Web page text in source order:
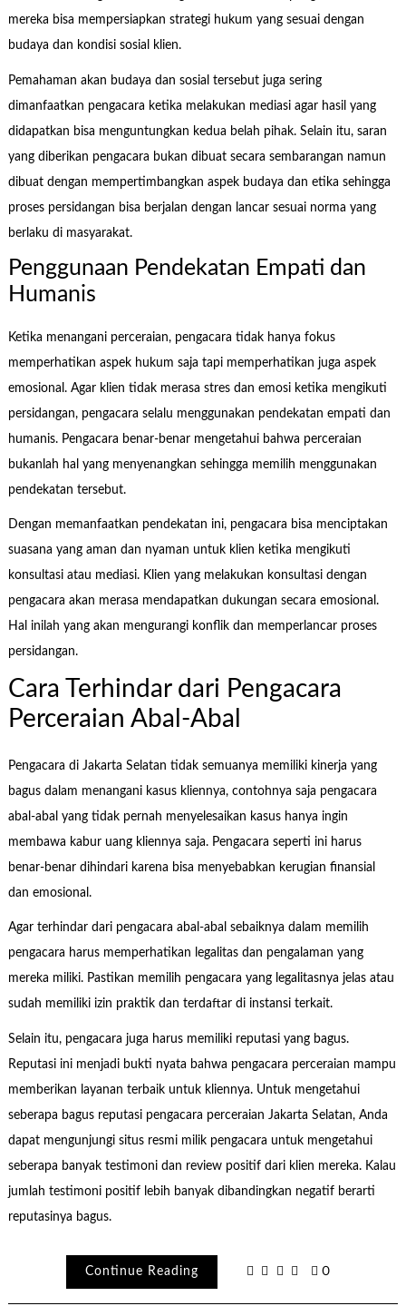
mereka bisa mempersiapkan strategi hukum yang sesuai dengan
budaya dan kondisi sosial klien.
Pemahaman akan budaya dan sosial tersebut juga sering
dimanfaatkan pengacara ketika melakukan mediasi agar hasil yang
didapatkan bisa menguntungkan kedua belah pihak. Selain itu, saran
yang diberikan pengacara bukan dibuat secara sembarangan namun
dibuat dengan mempertimbangkan aspek budaya dan etika sehingga
proses persidangan bisa berjalan dengan lancar sesuai norma yang
berlaku di masyarakat.
Penggunaan Pendekatan Empati dan
Humanis
Ketika menangani perceraian, pengacara tidak hanya fokus
memperhatikan aspek hukum saja tapi memperhatikan juga aspek
emosional. Agar klien tidak merasa stres dan emosi ketika mengikuti
persidangan, pengacara selalu menggunakan pendekatan empati dan
humanis. Pengacara benar-benar mengetahui bahwa perceraian
bukanlah hal yang menyenangkan sehingga memilih menggunakan
pendekatan tersebut.
Dengan memanfaatkan pendekatan ini, pengacara bisa menciptakan
suasana yang aman dan nyaman untuk klien ketika mengikuti
konsultasi atau mediasi. Klien yang melakukan konsultasi dengan
pengacara akan merasa mendapatkan dukungan secara emosional.
Hal inilah yang akan mengurangi konflik dan memperlancar proses
persidangan.
Cara Terhindar dari Pengacara
Perceraian Abal-Abal
Pengacara di Jakarta Selatan tidak semuanya memiliki kinerja yang
bagus dalam menangani kasus kliennya, contohnya saja pengacara
abal-abal yang tidak pernah menyelesaikan kasus hanya ingin
membawa kabur uang kliennya saja. Pengacara seperti ini harus
benar-benar dihindari karena bisa menyebabkan kerugian finansial
dan emosional.
Agar terhindar dari pengacara abal-abal sebaiknya dalam memilih
pengacara harus memperhatikan legalitas dan pengalaman yang
mereka miliki. Pastikan memilih pengacara yang legalitasnya jelas atau
sudah memiliki izin praktik dan terdaftar di instansi terkait.
Selain itu, pengacara juga harus memiliki reputasi yang bagus.
Reputasi ini menjadi bukti nyata bahwa pengacara perceraian mampu
memberikan layanan terbaik untuk kliennya. Untuk mengetahui
seberapa bagus reputasi pengacara perceraian Jakarta Selatan, Anda
dapat mengunjungi situs resmi milik pengacara untuk mengetahui
seberapa banyak testimoni dan review positif dari klien mereka. Kalau
jumlah testimoni positif lebih banyak dibandingkan negatif berarti
reputasinya bagus.
Continue Reading 0